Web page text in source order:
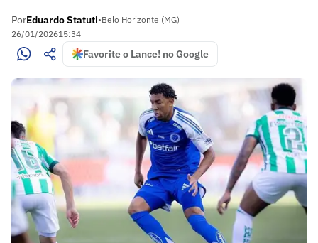
PorEduardo Statuti•Belo Horizonte (MG)
26/01/202615:34
Favorite o Lance! no Google